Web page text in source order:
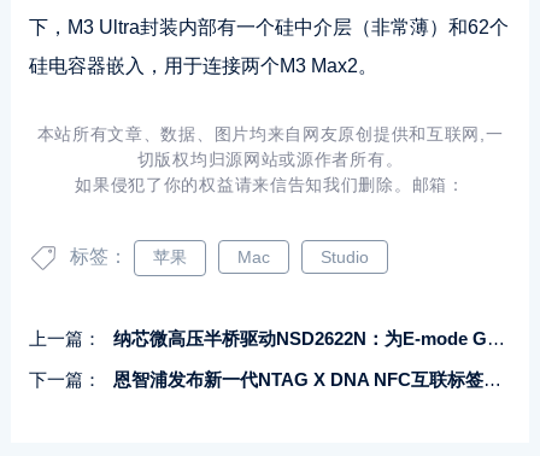
下，M3 Ultra封装内部有一个硅中介层（非常薄）和62个
硅电容器嵌入，用于连接两个M3 Max2。
本站所有文章、数据、图片均来自网友原创提供和互联网,一
切版权均归源网站或源作者所有。
如果侵犯了你的权益请来信告知我们删除。邮箱：
标签： 苹果 Mac Studio
上一篇：
纳芯微高压半桥驱动NSD2622N：为E-mode GaN量身打造高可靠性、高集成度方案
下一篇：
恩智浦发布新一代NTAG X DNA NFC互联标签，实现安全身份验证